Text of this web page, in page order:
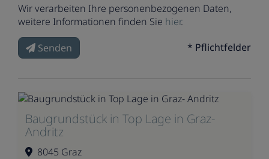
Wir verarbeiten Ihre personenbezogenen Daten,
weitere Informationen finden Sie hier.
Senden
* Pflichtfelder
Baugrundstück in Top Lage in Graz-
Andritz
8045 Graz